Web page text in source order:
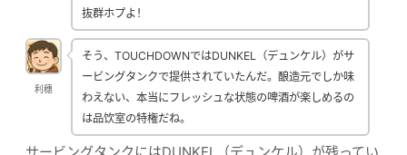
抜群ホプよ！
利穗
そう、TOUCHDOWNではDUNKEL（デュンケル）がサ
ービングタンクで提供されていたんだ。酿造元でしか味
わえない、本当にフレッシュな状態の啤酒が楽しめるの
は品饮室の特権だね。
サービングタンクにはDUNKEL（デュンケル）が残ってい